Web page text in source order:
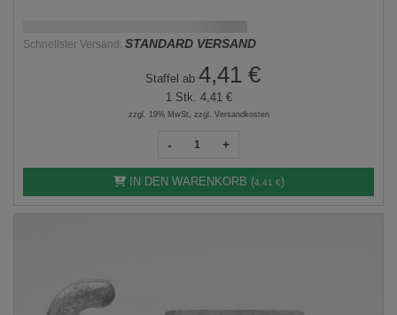
Schnellster Versand: STANDARD VERSAND
Staffel ab 4,41 €
1 Stk. 4,41 €
zzgl. 19% MwSt, zzgl. Versandkosten
- +
IN DEN WARENKORB (4,41 €)